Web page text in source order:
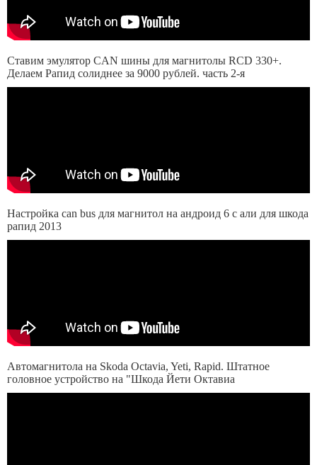
Ставим эмулятор CAN шины для магнитолы RCD 330+.
Делаем Рапид солиднее за 9000 рублей. часть 2-я
Настройка can bus для магнитол на андроид 6 с али для шкода
рапид 2013
Автомагнитола на Skoda Octavia, Yeti, Rapid. Штатное
головное устройство на "Шкода Йети Октавиа